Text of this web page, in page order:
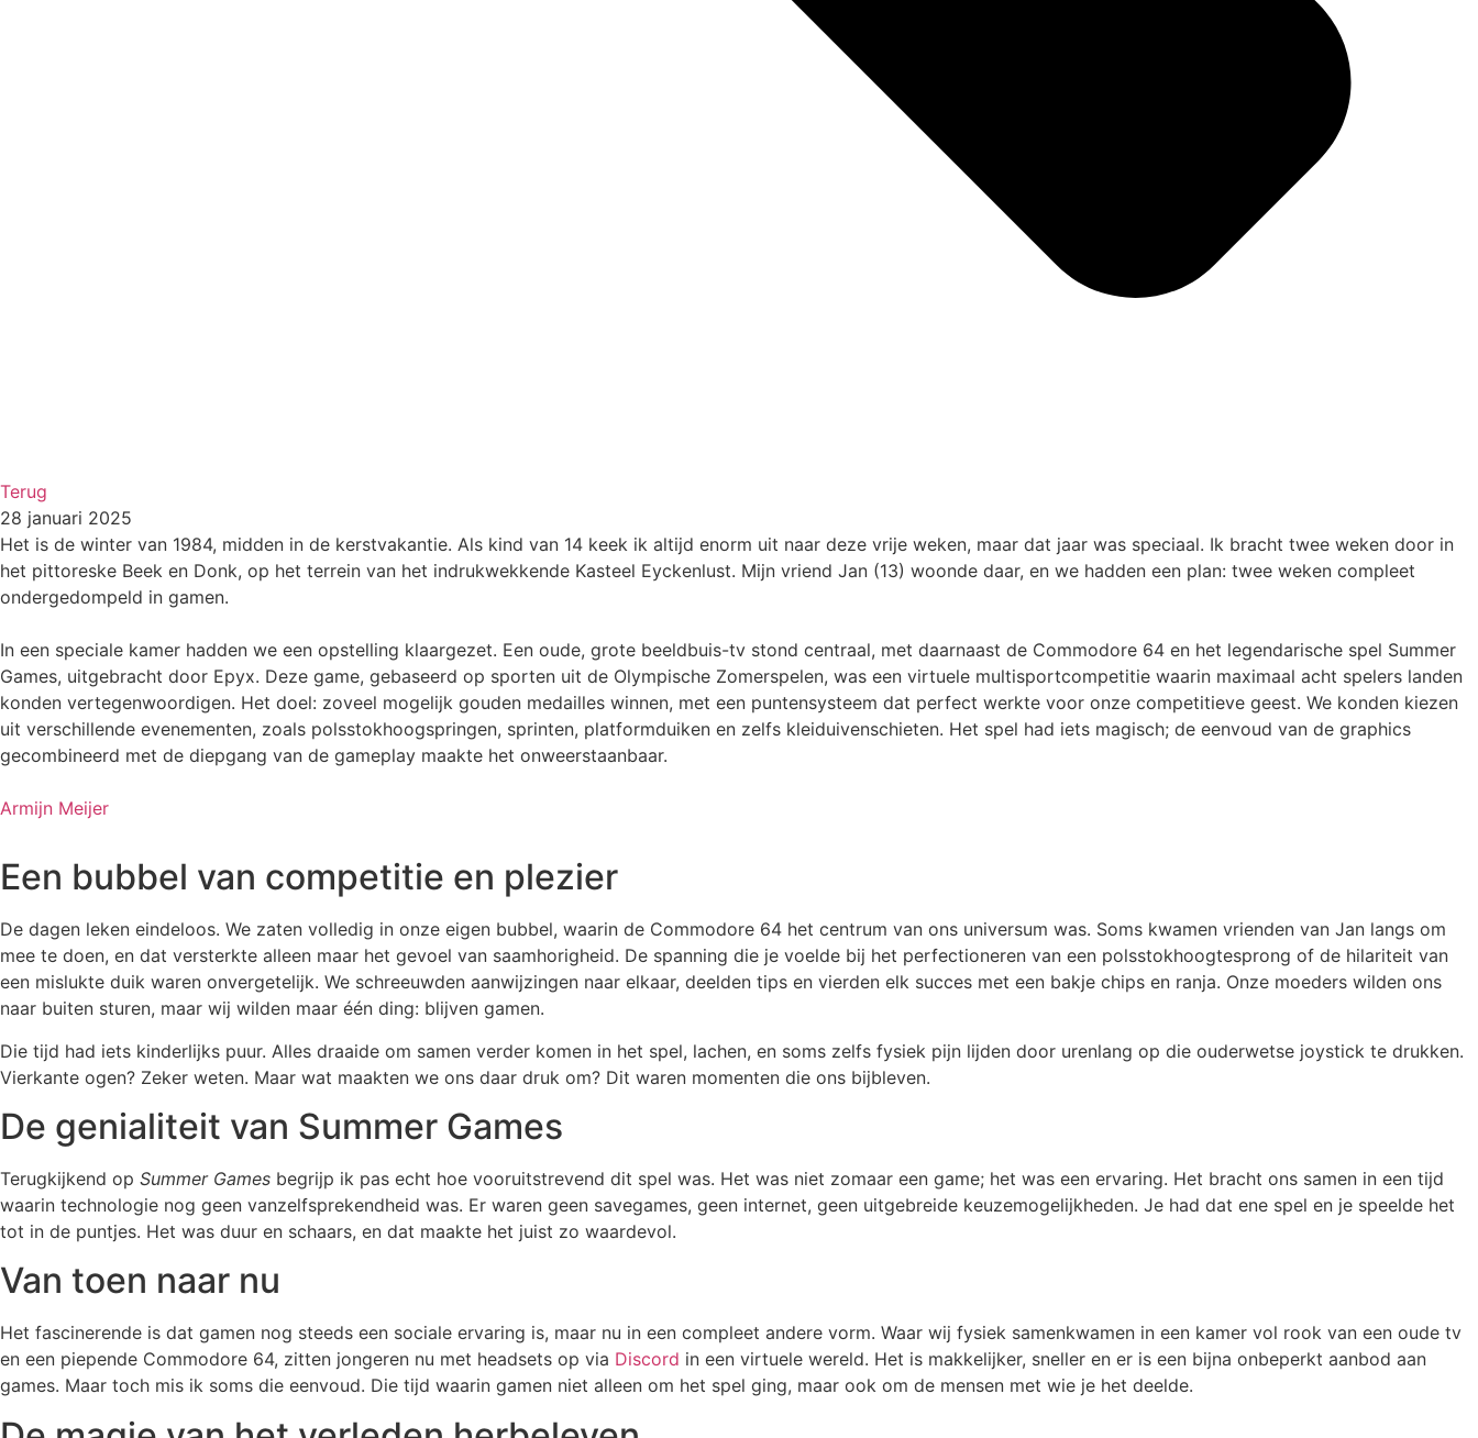
Terug
28 januari 2025
Het is de winter van 1984, midden in de kerstvakantie. Als kind van 14 keek ik altijd enorm uit naar deze vrije weken, maar dat jaar was speciaal. Ik bracht twee weken door in
het pittoreske Beek en Donk, op het terrein van het indrukwekkende Kasteel Eyckenlust. Mijn vriend Jan (13) woonde daar, en we hadden een plan: twee weken compleet
ondergedompeld in gamen.
In een speciale kamer hadden we een opstelling klaargezet. Een oude, grote beeldbuis-tv stond centraal, met daarnaast de Commodore 64 en het legendarische spel Summer
Games, uitgebracht door Epyx. Deze game, gebaseerd op sporten uit de Olympische Zomerspelen, was een virtuele multisportcompetitie waarin maximaal acht spelers landen
konden vertegenwoordigen. Het doel: zoveel mogelijk gouden medailles winnen, met een puntensysteem dat perfect werkte voor onze competitieve geest. We konden kiezen
uit verschillende evenementen, zoals polsstokhoogspringen, sprinten, platformduiken en zelfs kleiduivenschieten. Het spel had iets magisch; de eenvoud van de graphics
gecombineerd met de diepgang van de gameplay maakte het onweerstaanbaar.
Armijn Meijer
Een bubbel van competitie en plezier
De dagen leken eindeloos. We zaten volledig in onze eigen bubbel, waarin de Commodore 64 het centrum van ons universum was. Soms kwamen vrienden van Jan langs om
mee te doen, en dat versterkte alleen maar het gevoel van saamhorigheid. De spanning die je voelde bij het perfectioneren van een polsstokhoogtesprong of de hilariteit van
een mislukte duik waren onvergetelijk. We schreeuwden aanwijzingen naar elkaar, deelden tips en vierden elk succes met een bakje chips en ranja. Onze moeders wilden ons
naar buiten sturen, maar wij wilden maar één ding: blijven gamen.
Die tijd had iets kinderlijks puur. Alles draaide om samen verder komen in het spel, lachen, en soms zelfs fysiek pijn lijden door urenlang op die ouderwetse joystick te drukken.
Vierkante ogen? Zeker weten. Maar wat maakten we ons daar druk om? Dit waren momenten die ons bijbleven.
De genialiteit van Summer Games
Terugkijkend op Summer Games begrijp ik pas echt hoe vooruitstrevend dit spel was. Het was niet zomaar een game; het was een ervaring. Het bracht ons samen in een tijd
waarin technologie nog geen vanzelfsprekendheid was. Er waren geen savegames, geen internet, geen uitgebreide keuzemogelijkheden. Je had dat ene spel en je speelde het
tot in de puntjes. Het was duur en schaars, en dat maakte het juist zo waardevol.
Van toen naar nu
Het fascinerende is dat gamen nog steeds een sociale ervaring is, maar nu in een compleet andere vorm. Waar wij fysiek samenkwamen in een kamer vol rook van een oude tv
en een piepende Commodore 64, zitten jongeren nu met headsets op via Discord in een virtuele wereld. Het is makkelijker, sneller en er is een bijna onbeperkt aanbod aan
games. Maar toch mis ik soms die eenvoud. Die tijd waarin gamen niet alleen om het spel ging, maar ook om de mensen met wie je het deelde.